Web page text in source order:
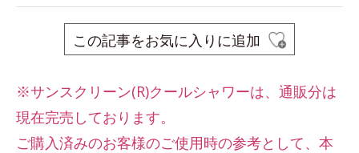
この記事をお気に入りに追加
※サンスクリーン(R)クールシャワーは、 通販分は
現在完売しております。
ご購入済みのお客様のご使用時の参考として、本